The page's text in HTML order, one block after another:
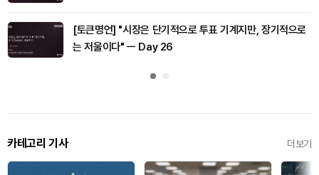
[토큰명언] "시장은 단기적으로 투표 기계지만, 장기적으로
는 저울이다" ㅡ Day 26
카테고리 기사 더보기